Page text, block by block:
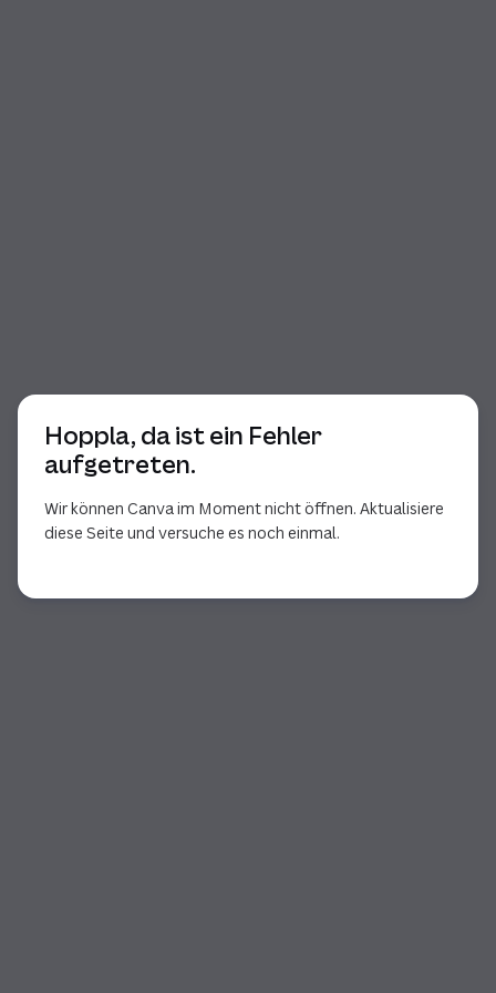
Hoppla, da ist ein Fehler
aufgetreten.
Wir können Canva im Moment nicht öffnen. Aktualisiere
diese Seite und versuche es noch einmal.